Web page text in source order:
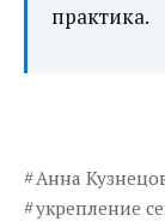
практика.
Анна
укрепление